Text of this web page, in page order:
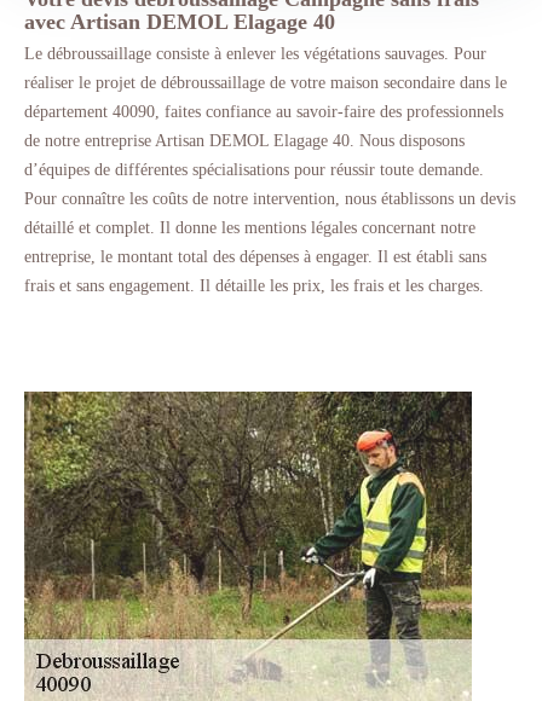
avec Artisan DEMOL Elagage 40
Le débroussaillage consiste à enlever les végétations sauvages. Pour
réaliser le projet de débroussaillage de votre maison secondaire dans le
département 40090, faites confiance au savoir-faire des professionnels
de notre entreprise Artisan DEMOL Elagage 40. Nous disposons
d’équipes de différentes spécialisations pour réussir toute demande.
Pour connaître les coûts de notre intervention, nous établissons un devis
détaillé et complet. Il donne les mentions légales concernant notre
entreprise, le montant total des dépenses à engager. Il est établi sans
frais et sans engagement. Il détaille les prix, les frais et les charges.